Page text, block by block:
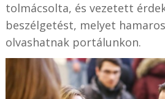
tolmácsolta, és vezetett
beszélgetést, melyet
olvashatnak portálunkon.